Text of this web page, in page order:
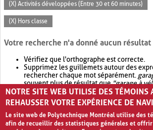
(X) Activités développées (Entre 30 et 60 minutes)
(X) Hors classe
Votre recherche n'a donné aucun résultat
Vérifiez que l'orthographe est correcte.
Supprimez les guillemets autour des
rechercher chaque mot séparément.
souvent plus de résultat que"garage à
Envisagez d'élargir votre recherche avec
retournera souvent plus de résultat que
NOTRE SITE WEB UTILISE DES TÉMOINS
REHAUSSER VOTRE EXPÉRIENCE DE
Le site web de Polytechnique Montréal utilise des
afin de recueillir des statistiques générales et